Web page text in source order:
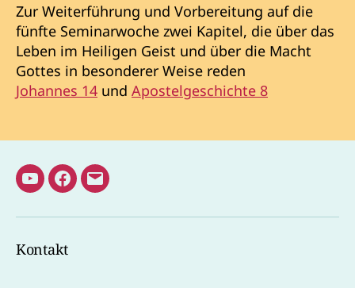
Zur Weiterführung und Vorbereitung auf die
fünfte Seminarwoche zwei Kapitel, die über das
Leben im Heiligen Geist und über die Macht
Gottes in besonderer Weise reden
Johannes 14 und Apostelgeschichte 8
Youtube
Adrian
Facebook
E-
Kontakt